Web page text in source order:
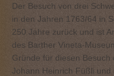
Der Besuch von drei
in den Jahren 1763/64 in
250 Jahre zurück und ist
des Barther Vineta-
Gründe für diesen
Johann Heinrich Füßli